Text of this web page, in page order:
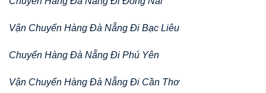
Vận Chuyển Hàng Đà Nẵng Đi Bạc Liêu
Chuyển Hàng Đà Nẵng Đi Phú Yên
Vận Chuyển Hàng Đà Nẵng Đi Cần Thơ